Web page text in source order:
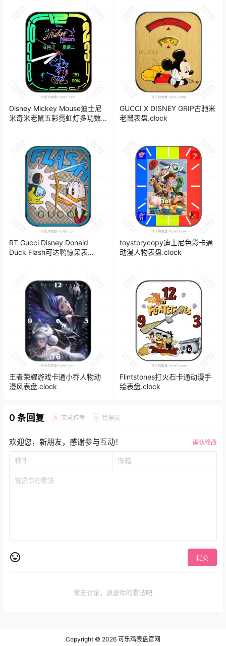
Disney Mickey Mouse迪士尼
米奇米老鼠五彩霓虹灯多功数
GUCCI X DISNEY GRIP古驰米
老鼠表盘.clock
RT Gucci Disney Donald
Duck Flash可达鸭惊呆表
toystorycopy迪士尼色彩卡通
动漫人物表盘.clock
王者荣耀游戏卡通小乔人物动
漫风表盘.clock
Flintstones打火石卡通动漫手
绘表盘.clock
0 条回复 A 文章作者 M 管理员
欢迎您，新朋友，感谢参与互动！ 确认修改
提交
暂无讨论，说说你的看法吧
Copyright © 2026 可乐鸡表盘官网